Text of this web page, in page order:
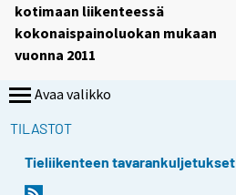
kotimaan liikenteessä
kokonaispainoluokan mukaan
vuonna 2011
Avaa valikko
TILASTOT
Tieliikenteen tavarankuljetukset